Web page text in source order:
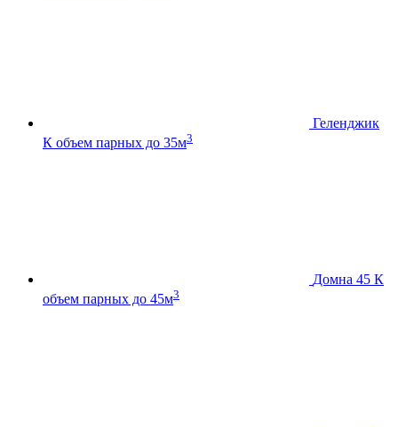
Геленджик
К объем парных до 35м3
Домна 45 К
объем парных до 45м3